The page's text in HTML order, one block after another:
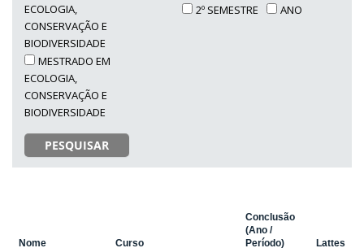
ECOLOGIA,
CONSERVAÇÃO E
BIODIVERSIDADE
MESTRADO EM
ECOLOGIA,
CONSERVAÇÃO E
BIODIVERSIDADE
PESQUISAR
2º SEMESTRE
ANO
Nome Curso
Conclusão
(Ano /
Período)
Lattes